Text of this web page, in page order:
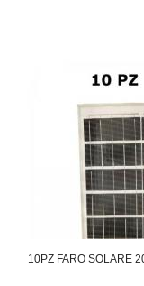
10PZ FARO SOLARE